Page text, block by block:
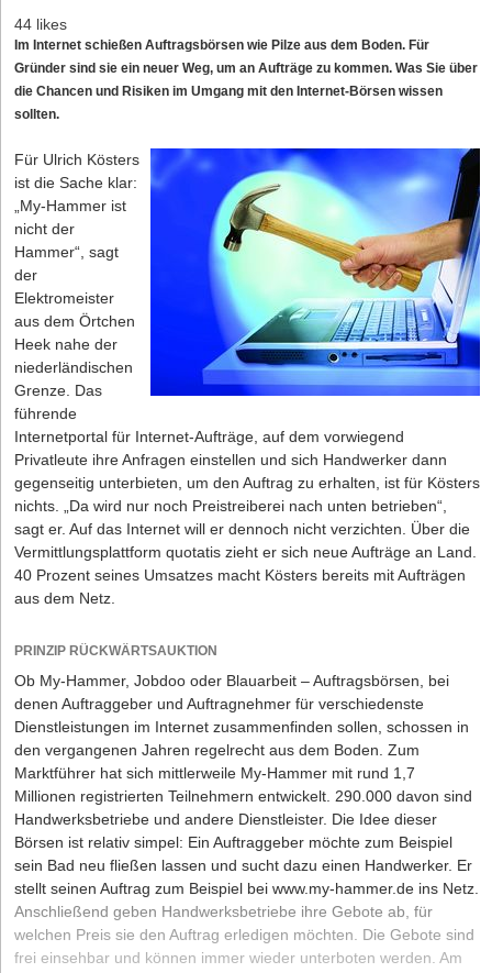
44 likes
Im Internet schießen Auftragsbörsen wie Pilze aus dem Boden. Für
Gründer sind sie ein neuer Weg, um an Aufträge zu kommen. Was Sie über
die Chancen und Risiken im Umgang mit den Internet-Börsen wissen
sollten.
Für Ulrich Kösters
ist die Sache klar:
„My-Hammer ist
nicht der
Hammer“, sagt
der
Elektromeister
aus dem Örtchen
Heek nahe der
niederländischen
Grenze. Das
führende
Internetportal für Internet-Aufträge, auf dem vorwiegend
Privatleute ihre Anfragen einstellen und sich Handwerker dann
gegenseitig unterbieten, um den Auftrag zu erhalten, ist für Kösters
nichts. „Da wird nur noch Preistreiberei nach unten betrieben“,
sagt er. Auf das Internet will er dennoch nicht verzichten. Über die
Vermittlungsplattform quotatis zieht er sich neue Aufträge an Land.
40 Prozent seines Umsatzes macht Kösters bereits mit Aufträgen
aus dem Netz.
PRINZIP RÜCKWÄRTSAUKTION
Ob My-Hammer, Jobdoo oder Blauarbeit – Auftragsbörsen, bei
denen Auftraggeber und Auftragnehmer für verschiedenste
Dienstleistungen im Internet zusammenfinden sollen, schossen in
den vergangenen Jahren regelrecht aus dem Boden. Zum
Marktführer hat sich mittlerweile My-Hammer mit rund 1,7
Millionen registrierten Teilnehmern entwickelt. 290.000 davon sind
Handwerksbetriebe und andere Dienstleister. Die Idee dieser
Börsen ist relativ simpel: Ein Auftraggeber möchte zum Beispiel
sein Bad neu fließen lassen und sucht dazu einen Handwerker. Er
stellt seinen Auftrag zum Beispiel bei www.my-hammer.de ins Netz.
Anschließend geben Handwerksbetriebe ihre Gebote ab, für
welchen Preis sie den Auftrag erledigen möchten. Die Gebote sind
frei einsehbar und können immer wieder unterboten werden. Am